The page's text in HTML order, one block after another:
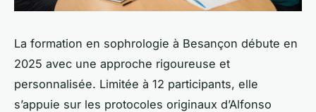
La formation en sophrologie à Besançon débute en
2025 avec une approche rigoureuse et
personnalisée. Limitée à 12 participants, elle
s’appuie sur les protocoles originaux d’Alfonso